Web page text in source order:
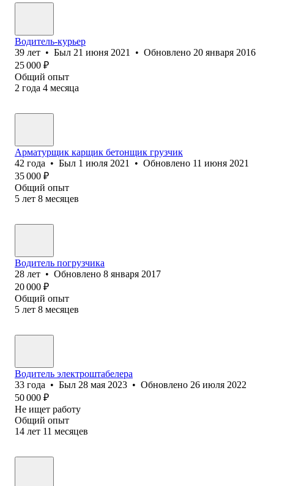
Водитель-курьер
39 лет • Был 21 июня 2021 • Обновлено 20 января 2016
25 000 ₽
Общий опыт
2 года 4 месяца
Арматурщик карщик бетонщик грузчик
42 года • Был 1 июля 2021 • Обновлено 11 июня 2021
35 000 ₽
Общий опыт
5 лет 8 месяцев
Водитель погрузчика
28 лет • Обновлено 8 января 2017
20 000 ₽
Общий опыт
5 лет 8 месяцев
Водитель электроштабелера
33 года • Был 28 мая 2023 • Обновлено 26 июля 2022
50 000 ₽
Не ищет работу
Общий опыт
14 лет 11 месяцев